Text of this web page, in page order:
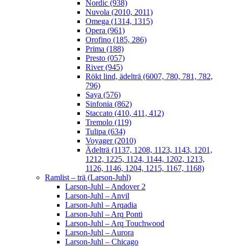
Nordic (938)
Nuvola (2010, 2011)
Omega (1314, 1315)
Opera (961)
Orofino (185, 286)
Prima (188)
Presto (057)
River (945)
Rökt lind, ädelträ (6007, 780, 781, 782,
796)
Saya (576)
Sinfonia (862)
Staccato (410, 411, 412)
Tremolo (119)
Tulipa (634)
Voyager (2010)
Ädelträ (1137, 1208, 1123, 1143, 1201,
1212, 1225, 1124, 1144, 1202, 1213,
1126, 1146, 1204, 1215, 1167, 1168)
Ramlist – trä (Larson-Juhl)
Larson-Juhl – Andover 2
Larson-Juhl – Anvil
Larson-Juhl – Arqadia
Larson-Juhl – Arq Ponti
Larson-Juhl – Arq Touchwood
Larson-Juhl – Aurora
Larson-Juhl – Chicago